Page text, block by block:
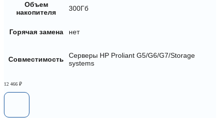
Объем
накопителя
300Гб
Горячая замена нет
Совместимость
Серверы HP Proliant G5/G6/G7/Storage
systems
12 466 ₽